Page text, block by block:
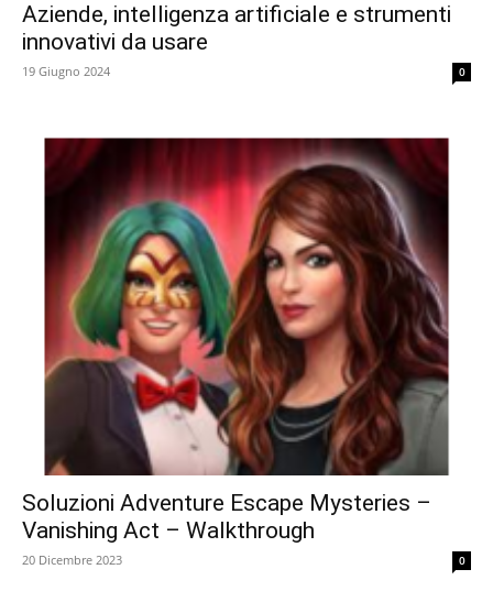
Aziende, intelligenza artificiale e strumenti
innovativi da usare
19 Giugno 2024 0
Soluzioni Adventure Escape Mysteries –
Vanishing Act – Walkthrough
20 Dicembre 2023 0